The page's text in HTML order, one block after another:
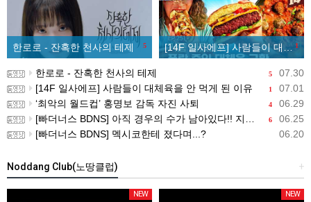
5
한로로 - 잔혹한 천사의 테제 1
[14F 일사에프] 사람들이 대체육을 안 먹게 된 이유
5 07.30
한로로 - 잔혹한 천사의 테제
1 07.01
[14F 일사에프] 사람들이 대체육을 안 먹게 된 이유
4 06.29
‘최악의 월드컵’ 홍명보 감독 자진 사퇴
6 06.25
[빠더너스 BDNS] 아직 경우의 수가 남아있다!! 지금부터 시작이야!!
06.20
[빠더너스 BDNS] 멕시코한테 졌다며...?
+
Noddang Club(노땅클럽)
NEW NEW